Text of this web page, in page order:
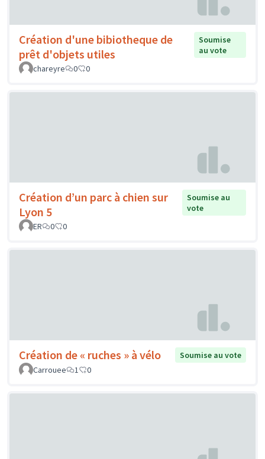
Création d'une bibiotheque de
prêt d'objets utiles
Soumise
au vote
chareyre
0 0
Création d’un parc à chien sur
Lyon 5
Soumise au
vote
ER
0 0
Création de « ruches » à vélo
Soumise au vote
Carrouee
1 0